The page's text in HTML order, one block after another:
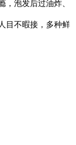
泡发后过油炸、
目不暇接，多种鲜